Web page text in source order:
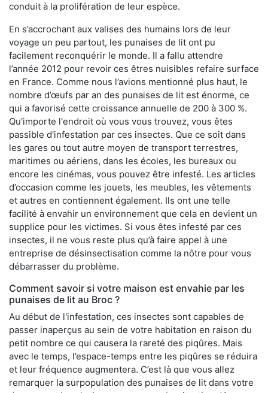
conduit à la prolifération de leur espèce.
En s’accrochant aux valises des humains lors de leur
voyage un peu partout, les punaises de lit ont pu
facilement reconquérir le monde. Il a fallu attendre
l’année 2012 pour revoir ces êtres nuisibles refaire surface
en France. Comme nous l’avions mentionné plus haut, le
nombre d’œufs par an des punaises de lit est énorme, ce
qui a favorisé cette croissance annuelle de 200 à 300 %.
Qu'importe l'endroit où vous vous trouvez, vous êtes
passible d'infestation par ces insectes. Que ce soit dans
les gares ou tout autre moyen de transport terrestres,
maritimes ou aériens, dans les écoles, les bureaux ou
encore les cinémas, vous pouvez être infesté. Les articles
d’occasion comme les jouets, les meubles, les vêtements
et autres en contiennent également. Ils ont une telle
facilité à envahir un environnement que cela en devient un
supplice pour les victimes. Si vous êtes infesté par ces
insectes, il ne vous reste plus qu’à faire appel à une
entreprise de désinsectisation comme la nôtre pour vous
débarrasser du problème.
Comment savoir si votre maison est envahie par les
punaises de lit au Broc ?
Au début de l'infestation, ces insectes sont capables de
passer inaperçus au sein de votre habitation en raison du
petit nombre ce qui causera la rareté des piqûres. Mais
avec le temps, l’espace-temps entre les piqûres se réduira
et leur fréquence augmentera. C’est là que vous allez
remarquer la surpopulation des punaises de lit dans votre